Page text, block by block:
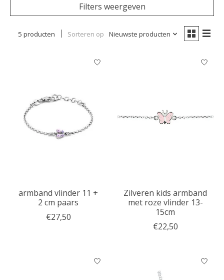
Filters weergeven
5 producten Sorteren op Nieuwste producten
armband vlinder 11 +
2 cm paars
€27,50
Zilveren kids armband
met roze vlinder 13-
15cm
€22,50